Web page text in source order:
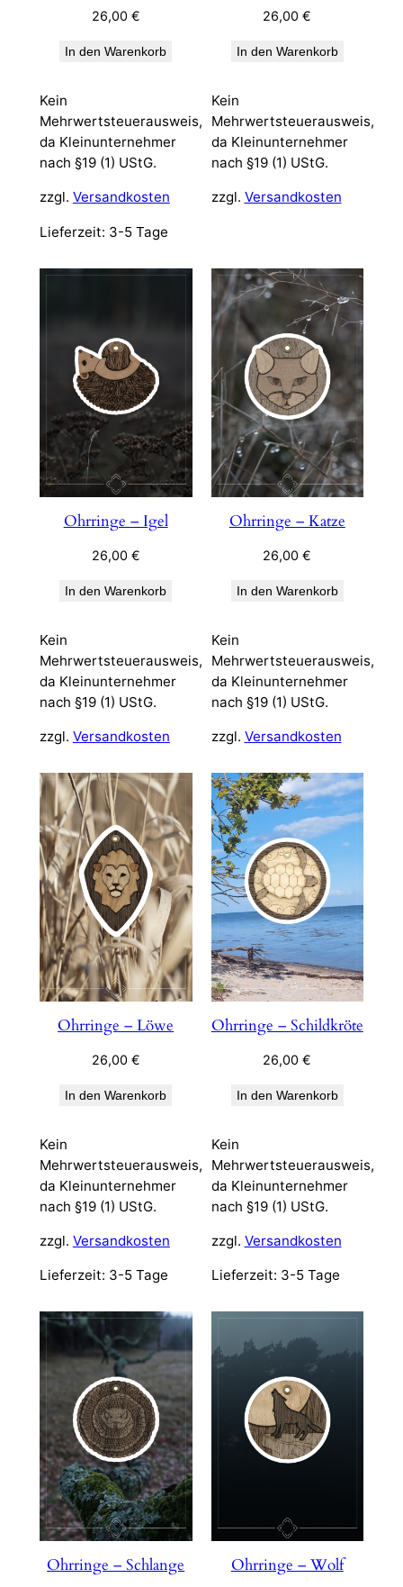
26,00 €
In den Warenkorb
Kein
Mehrwertsteuerausweis,
da Kleinunternehmer
nach §19 (1) UStG.
zzgl. Versandkosten
Lieferzeit: 3-5 Tage
26,00€
In den Warenkorb
Kein
Mehrwertsteuerausweis,
da Kleinunternehmer
nach §19 (1) UStG.
zzgl. Versandkosten
Ohrringe – Igel
26,00 €
In den Warenkorb
Kein
Mehrwertsteuerausweis,
da Kleinunternehmer
nach §19 (1) UStG.
zzgl. Versandkosten
Ohrringe – Katze
26,00€
In den Warenkorb
Kein
Mehrwertsteuerausweis,
da Kleinunternehmer
nach §19 (1) UStG.
zzgl. Versandkosten
Ohrringe – Löwe
26,00 €
In den Warenkorb
Kein
Mehrwertsteuerausweis,
da Kleinunternehmer
nach §19 (1) UStG.
zzgl. Versandkosten
Lieferzeit: 3-5 Tage
Ohrringe – Schildkröte
26,00€
In den Warenkorb
Kein
Mehrwertsteuerausweis,
da Kleinunternehmer
nach §19 (1) UStG.
zzgl. Versandkosten
Lieferzeit: 3-5 Tage
Ohrringe – Schlange Ohrringe – Wolf